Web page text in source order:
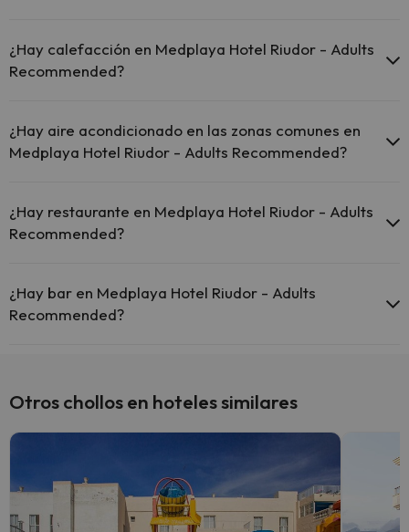
24 horas.
¿Hay calefacción en Medplaya Hotel Riudor - Adults
Recommended?
en las zonas comunes.
¿Hay aire acondicionado en las zonas comunes en
Medplaya Hotel Riudor - Adults Recommended?
acondicionado en las zonas comunes.
¿Hay restaurante en Medplaya Hotel Riudor - Adults
Recommended?
¿Hay bar en Medplaya Hotel Riudor - Adults
Recommended?
Otros chollos en hoteles similares